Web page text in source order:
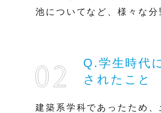
池についてなど、様々な
Q.学生時代
されたこと
建築系学科であったため